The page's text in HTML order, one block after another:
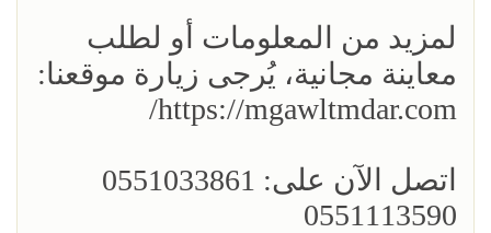
لمزيد من المعلومات أو لطلب
معاينة مجانية، يُرجى زيارة موقعنا:
https://mgawltmdar.com/
اتصل الآن على: 0551033861
0551113590